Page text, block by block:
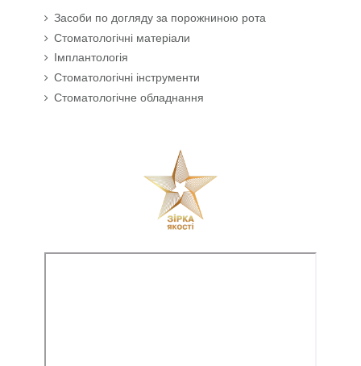
Засоби по догляду за порожниною рота
Стоматологічні матеріали
Імплантологія
Стоматологічні інструменти
Стоматологічне обладнання